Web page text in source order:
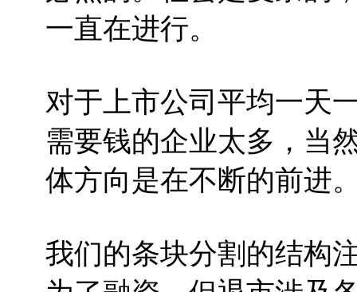
一直在进行。
对于上市公司平均一天
需要钱的企业太多，当
体方向是在不断的前进
我们的条块分割的结构